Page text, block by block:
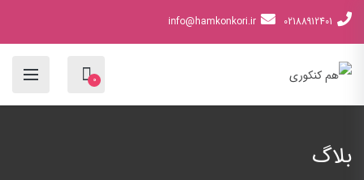
02188912401
info@hamkonkori.ir
0
بلاگ